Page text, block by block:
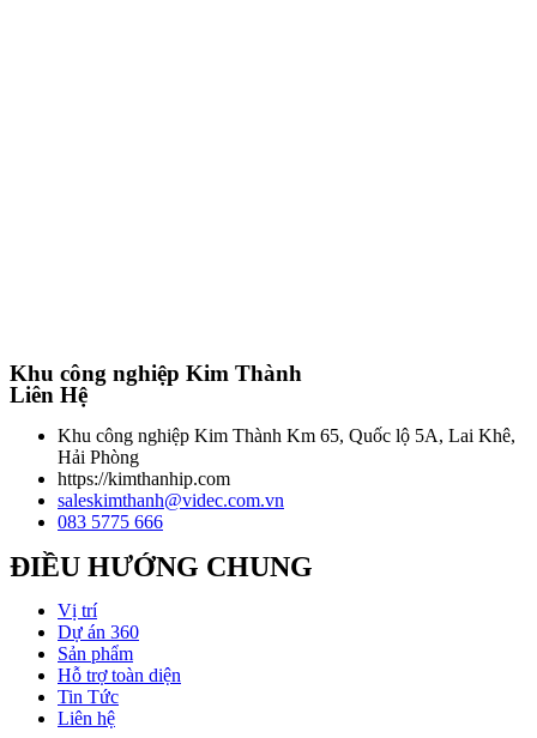
Khu công nghiệp Kim Thành
Liên Hệ
Khu công nghiệp Kim Thành Km 65, Quốc lộ 5A, Lai Khê,
Hải Phòng
https://kimthanhip.com
saleskimthanh@videc.com.vn
083 5775 666
ĐIỀU HƯỚNG CHUNG
Vị trí
Dự án 360
Sản phẩm
Hỗ trợ toàn diện
Tin Tức
Liên hệ